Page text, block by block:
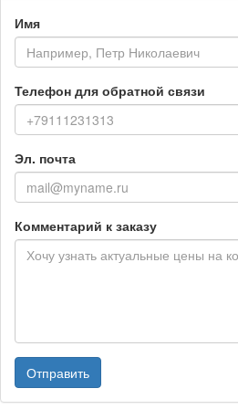
Имя
Телефон для обратной связи
Эл. почта
Комментарий к заказу
Отправить